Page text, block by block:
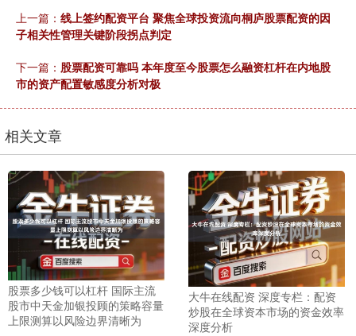
上一篇： 线上签约配资平台 聚焦全球投资流向桐庐股票配资的因
子相关性管理关键阶段拐点判定
下一篇： 股票配资可靠吗 本年度至今股票怎么融资杠杆在内地股
市的资产配置敏感度分析对极
相关文章
股票多少钱可以杠杆 国际主流
股市中天金加银投顾的策略容量
上限测算以风险边界清晰为
大牛在线配资 深度专栏：配资
炒股在全球资本市场的资金效率
深度分析
沪深300
北证50 1122.88 +3.42 +0.30%